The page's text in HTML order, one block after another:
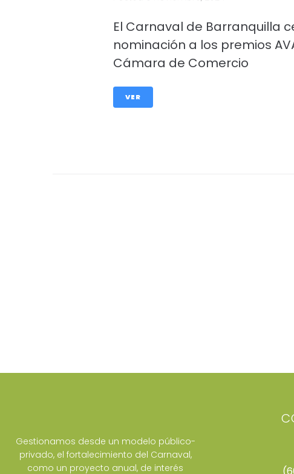
El Carnaval de Barranquilla
nominación a los premios
Cámara de Comercio
VER
Gestionamos desde un modelo público-
privado, el fortalecimiento del Carnaval,
como un proyecto anual, de interés